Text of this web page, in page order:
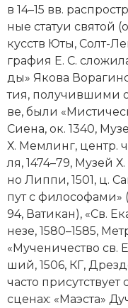
в 14–15 вв.
ные ста­туи свя­той
кусств Юты, Солт-
гра­фия Е. С.
ды» Яко­ва
тия, по­лу­чив­ши­ми
ве, бы­ли
Сие­на, ок. 1340,
Х. Мем­линг, центр.
ля, 1474–79, Му­зей
но Лип­пи, 1501, ц.
пут с фи­ло­со­фа­ми»
94, Ва­ти­кан), «Св.
не­зе, 1580–1585,
«Му­че­ни­че­ст­во св.
ший, 1506, КГ,
час­то
сце­нах: «Маэ­ста»